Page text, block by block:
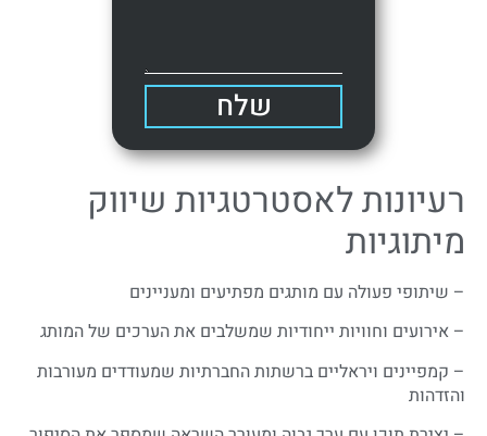
שלח
רעיונות לאסטרטגיות שיווק
מיתוגיות
– שיתופי פעולה עם מותגים מפתיעים ומעניינים
– אירועים וחוויות ייחודיות שמשלבים את הערכים של המותג
– קמפיינים ויראליים ברשתות החברתיות שמעודדים מעורבות
והזדהות